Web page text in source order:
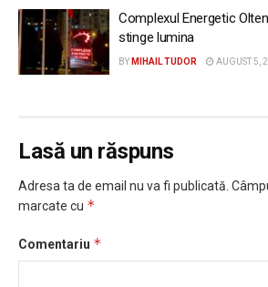
Complexul Energetic
stinge lumina
BY MIHAIL TUDOR AUGUST 5,
Lasă un răspuns
Adresa ta de email nu va fi publicată.
marcate cu *
Comentariu *